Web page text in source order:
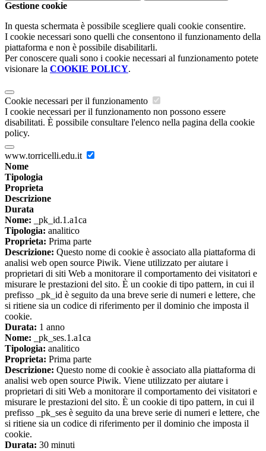
Gestione cookie
In questa schermata è possibile scegliere quali cookie consentire.
I cookie necessari sono quelli che consentono il funzionamento della
piattaforma e non è possibile disabilitarli.
Per conoscere quali sono i cookie necessari al funzionamento potete
visionare la COOKIE POLICY.
Cookie necessari per il funzionamento
I cookie necessari per il funzionamento non possono essere
disabilitati. È possibile consultare l'elenco nella pagina della cookie
policy.
www.torricelli.edu.it
Nome
Tipologia
Proprieta
Descrizione
Durata
Nome: _pk_id.1.a1ca
Tipologia: analitico
Proprieta: Prima parte
Descrizione: Questo nome di cookie è associato alla piattaforma di
analisi web open source Piwik. Viene utilizzato per aiutare i
proprietari di siti Web a monitorare il comportamento dei visitatori e
misurare le prestazioni del sito. È un cookie di tipo pattern, in cui il
prefisso _pk_id è seguito da una breve serie di numeri e lettere, che
si ritiene sia un codice di riferimento per il dominio che imposta il
cookie.
Durata: 1 anno
Nome: _pk_ses.1.a1ca
Tipologia: analitico
Proprieta: Prima parte
Descrizione: Questo nome di cookie è associato alla piattaforma di
analisi web open source Piwik. Viene utilizzato per aiutare i
proprietari di siti Web a monitorare il comportamento dei visitatori e
misurare le prestazioni del sito. È un cookie di tipo pattern, in cui il
prefisso _pk_ses è seguito da una breve serie di numeri e lettere, che
si ritiene sia un codice di riferimento per il dominio che imposta il
cookie.
Durata: 30 minuti